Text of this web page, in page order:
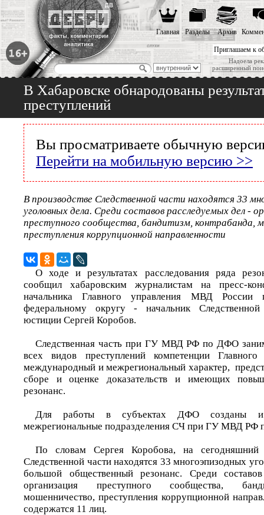
Приглашаем к
Надоела
расширенный
Главная Разделы Архив
В Хабаровске обнародованы
преступлений
Вы просматриваете обычную
Перейти на мобильную версию >>
В производстве Следственной части находятся 33
уголовных дела. Среди составов расследуемых дел -
преступного сообщества, бандитизм, контрабанда,
преступления коррупционной направленности
О ходе и результатах расследования ряда
сообщил хабаровским журналистам на пресс-
начальника Главного управления МВД России
федеральному округу - начальник
юстиции Сергей Коробов.
Следственная часть при ГУ МВД РФ по ДФО
всех видов преступлений компетенции
международный и межрегиональный характер,
сборе и оценке доказательств и имеющих
резонанс.
Для работы в субъектах ДФО созданы и
межрегиональные подразделения СЧ при ГУ МВД
По словам Сергея Коробова, на сегодняшний
Следственной части находятся 33 многоэпизодных
большой общественный резонанс. Среди
организация преступного сообщества,
мошенничество, преступления коррупционной
содержатся 11 лиц.